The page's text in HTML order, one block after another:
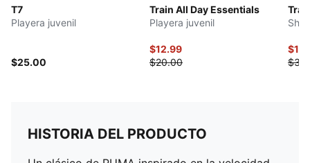
T7
Playera juvenil
$25.00
Train All Day Essentials
Playera juvenil
$12.99
$20.00
HISTORIA DEL PRODUCTO